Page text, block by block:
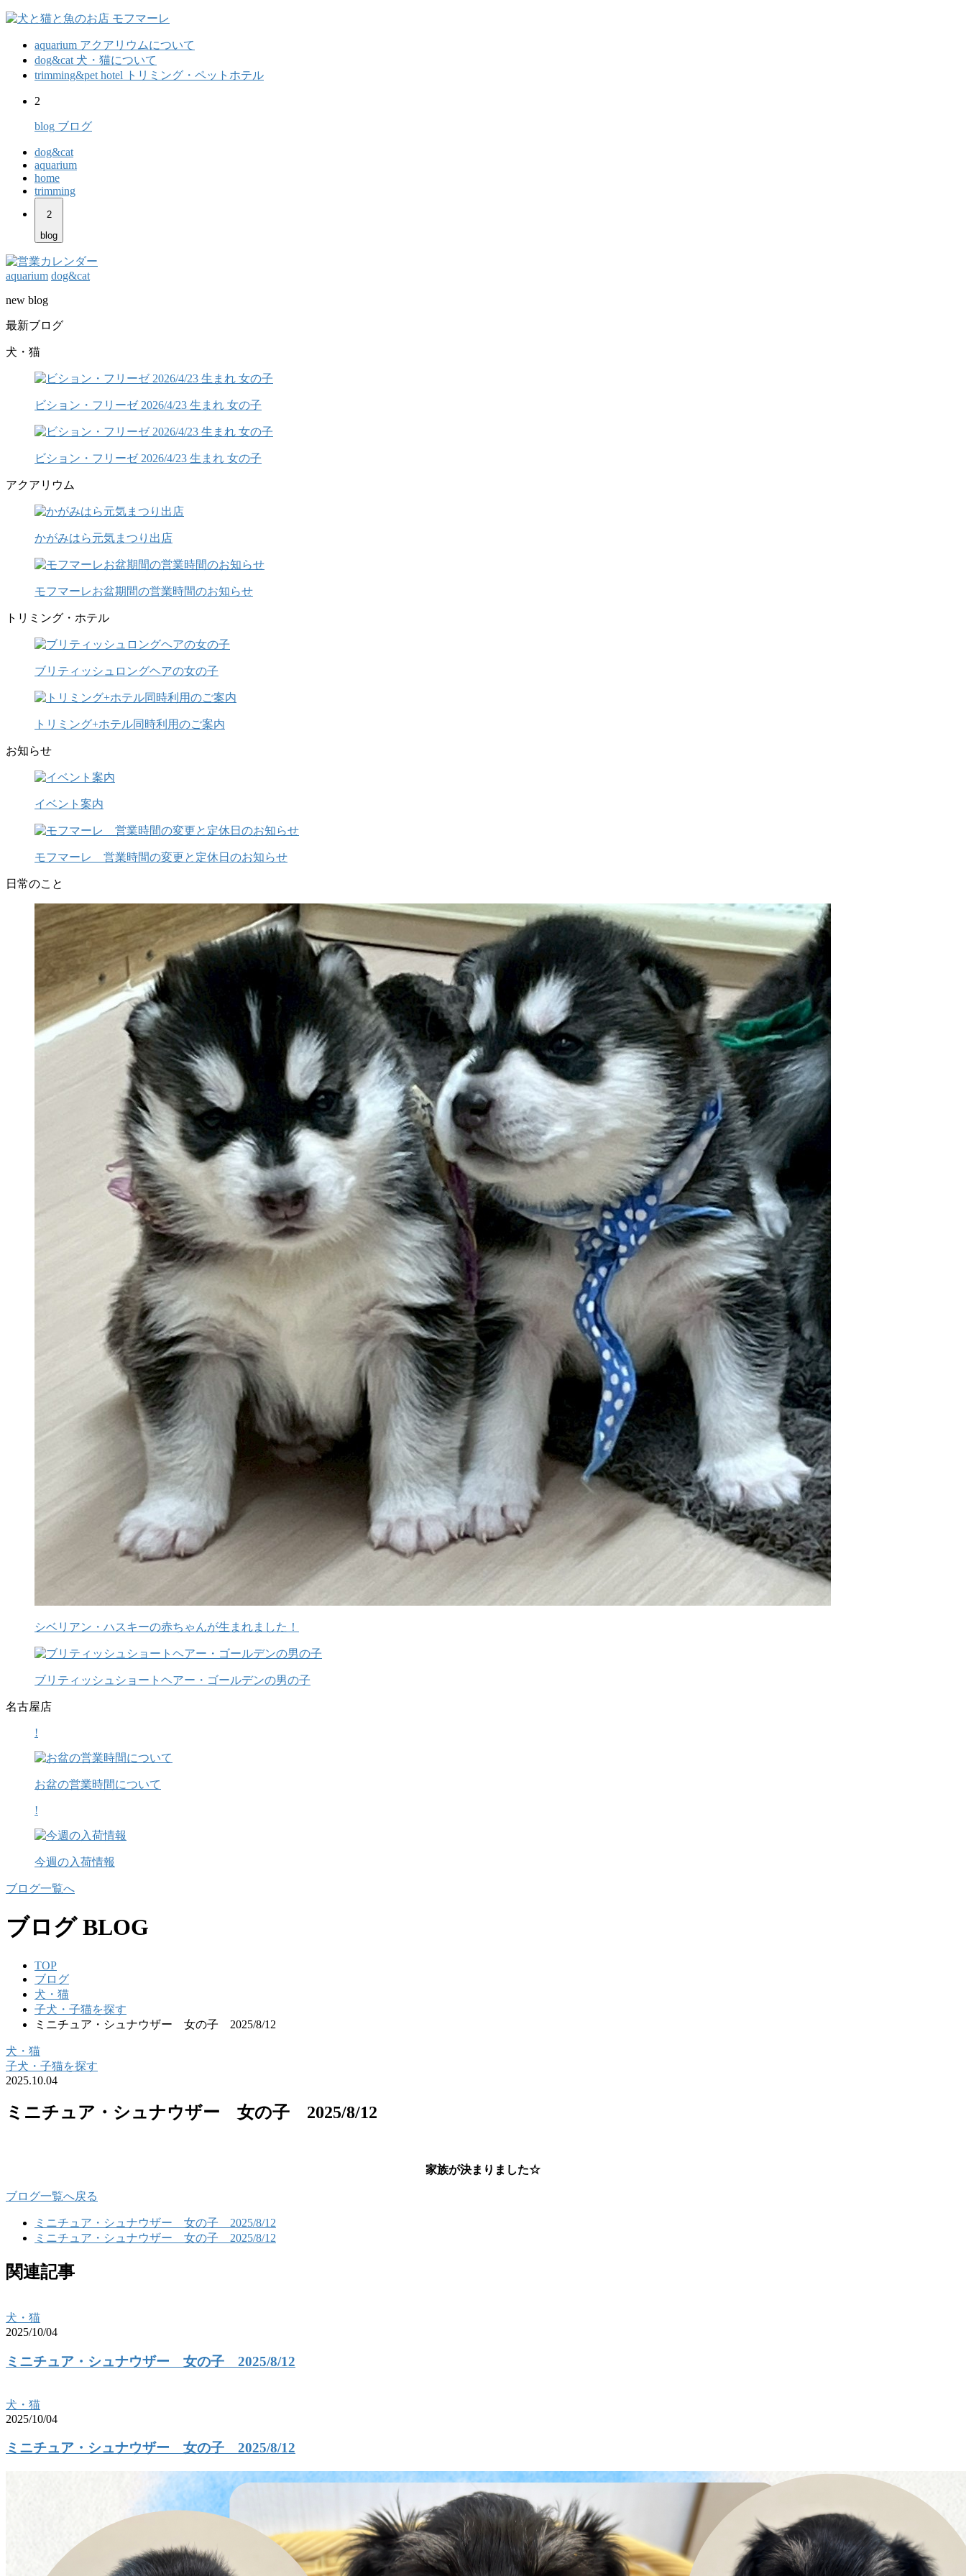
aquarium アクアリウムについて
dog&cat 犬・猫について
trimming&pet hotel
トリミング・ペットホテル
2
blog ブログ
dog&cat
aquarium
home
trimming
2
blog
aquarium dog&cat
new blog
最新ブログ
犬・猫
ビション・フリーゼ 2026/4/23 生まれ 女の子
ビション・フリーゼ 2026/4/23 生まれ 女の子
アクアリウム
かがみはら元気まつり出店
モフマーレお盆期間の営業時間のお知らせ
トリミング・ホテル
ブリティッシュロングヘアの女の子
トリミング+ホテル同時利用のご案内
お知らせ
イベント案内
モフマーレ 営業時間の変更と定休日のお知らせ
日常のこと
シベリアン・ハスキーの赤ちゃんが生まれました！
ブリティッシュショートヘアー・ゴールデンの男の子
名古屋店
!
お盆の営業時間について
!
今週の入荷情報
ブログ一覧へ
ブログ BLOG
TOP
ブログ
犬・猫
子犬・子猫を探す
ミニチュア・シュナウザー 女の子 2025/8/12
犬・猫
子犬・子猫を探す
2025.10.04
ミニチュア・シュナウザー 女の子 2025/8/12
家族が決まりました☆
ブログ一覧へ戻る
ミニチュア・シュナウザー 女の子 2025/8/12
ミニチュア・シュナウザー 女の子 2025/8/12
関連記事
犬・猫
2025/10/04
ミニチュア・シュナウザー 女の子 2025/8/12
犬・猫
2025/10/04
ミニチュア・シュナウザー 女の子 2025/8/12